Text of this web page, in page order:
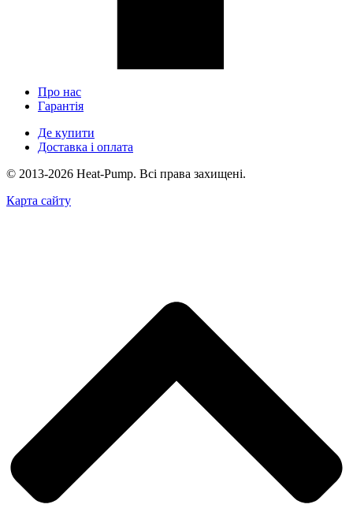
Про нас
Гарантія
Де купити
Доставка і оплата
© 2013-2026 Heat-Pump. Всі права захищені.
Карта сайту